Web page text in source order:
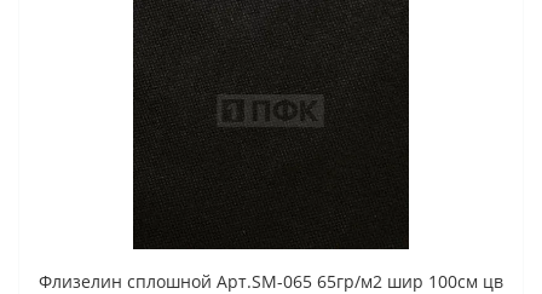
Флизелин сплошной Арт.SM-065 65гр/м2 шир 100см цв